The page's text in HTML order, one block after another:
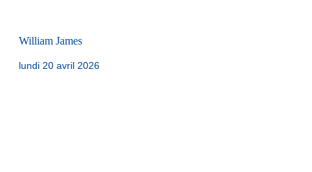
William James
lundi 20 avril 2026